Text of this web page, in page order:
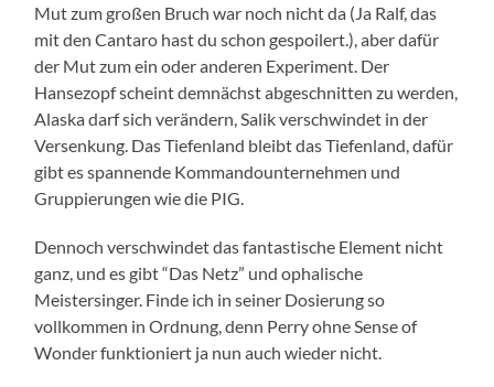
Mut zum großen Bruch war noch nicht da (Ja Ralf, das
mit den Cantaro hast du schon gespoilert.), aber dafür
der Mut zum ein oder anderen Experiment. Der
Hansezopf scheint demnächst abgeschnitten zu werden,
Alaska darf sich verändern, Salik verschwindet in der
Versenkung. Das Tiefenland bleibt das Tiefenland, dafür
gibt es spannende Kommandounternehmen und
Gruppierungen wie die PIG.
Dennoch verschwindet das fantastische Element nicht
ganz, und es gibt “Das Netz” und ophalische
Meistersinger. Finde ich in seiner Dosierung so
vollkommen in Ordnung, denn Perry ohne Sense of
Wonder funktioniert ja nun auch wieder nicht.